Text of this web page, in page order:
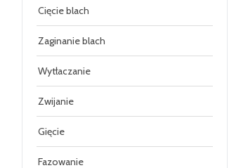
Cięcie blach
Zaginanie blach
Wytłaczanie
Zwijanie
Gięcie
Fazowanie